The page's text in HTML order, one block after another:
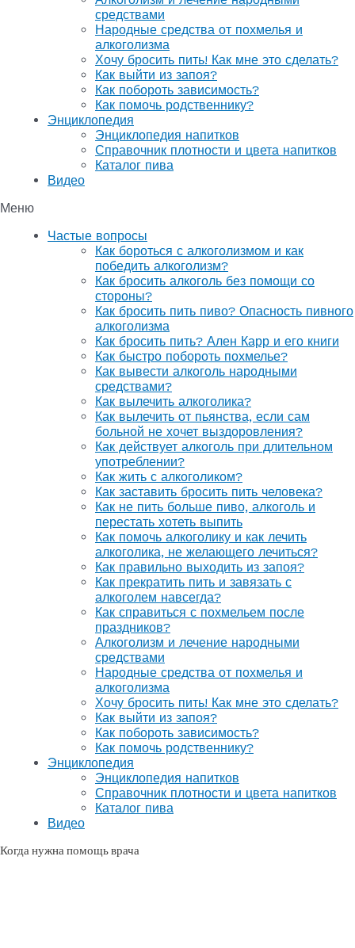
средствами
Народные средства от похмелья и
алкоголизма
Хочу бросить пить! Как мне это сделать?
Как выйти из запоя?
Как побороть зависимость?
Как помочь родственнику?
Энциклопедия
Энциклопедия напитков
Справочник плотности и цвета напитков
Каталог пива
Видео
Меню
Частые вопросы
Как бороться с алкоголизмом и как
победить алкоголизм?
Как бросить алкоголь без помощи со
стороны?
Как бросить пить пиво? Опасность пивного
алкоголизма
Как бросить пить? Ален Карр и его книги
Как быстро побороть похмелье?
Как вывести алкоголь народными
средствами?
Как вылечить алкоголика?
Как вылечить от пьянства, если сам
больной не хочет выздоровления?
Как действует алкоголь при длительном
употреблении?
Как жить с алкоголиком?
Как заставить бросить пить человека?
Как не пить больше пиво, алкоголь и
перестать хотеть выпить
Как помочь алкоголику и как лечить
алкоголика, не желающего лечиться?
Как правильно выходить из запоя?
Как прекратить пить и завязать с
алкоголем навсегда?
Как справиться с похмельем после
праздников?
Алкоголизм и лечение народными
средствами
Народные средства от похмелья и
алкоголизма
Хочу бросить пить! Как мне это сделать?
Как выйти из запоя?
Как побороть зависимость?
Как помочь родственнику?
Энциклопедия
Энциклопедия напитков
Справочник плотности и цвета напитков
Каталог пива
Видео
Когда нужна помощь врача